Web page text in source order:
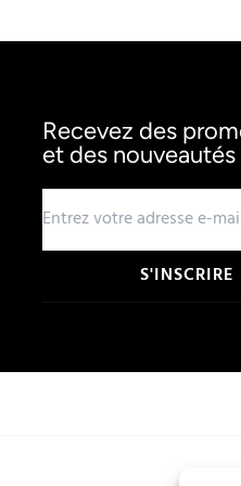
Recevez des
et des nouveautés
S'INSCRIRE